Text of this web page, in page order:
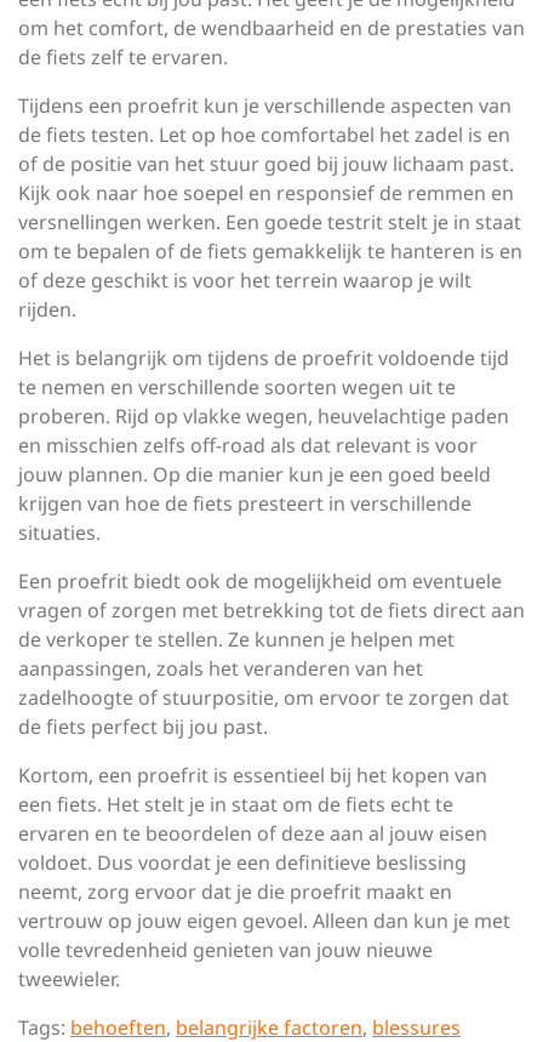
om het comfort, de wendbaarheid en de prestaties van
de fiets zelf te ervaren.
Tijdens een proefrit kun je verschillende aspecten van
de fiets testen. Let op hoe comfortabel het zadel is en
of de positie van het stuur goed bij jouw lichaam past.
Kijk ook naar hoe soepel en responsief de remmen en
versnellingen werken. Een goede testrit stelt je in staat
om te bepalen of de fiets gemakkelijk te hanteren is en
of deze geschikt is voor het terrein waarop je wilt
rijden.
Het is belangrijk om tijdens de proefrit voldoende tijd
te nemen en verschillende soorten wegen uit te
proberen. Rijd op vlakke wegen, heuvelachtige paden
en misschien zelfs off-road als dat relevant is voor
jouw plannen. Op die manier kun je een goed beeld
krijgen van hoe de fiets presteert in verschillende
situaties.
Een proefrit biedt ook de mogelijkheid om eventuele
vragen of zorgen met betrekking tot de fiets direct aan
de verkoper te stellen. Ze kunnen je helpen met
aanpassingen, zoals het veranderen van het
zadelhoogte of stuurpositie, om ervoor te zorgen dat
de fiets perfect bij jou past.
Kortom, een proefrit is essentieel bij het kopen van
een fiets. Het stelt je in staat om de fiets echt te
ervaren en te beoordelen of deze aan al jouw eisen
voldoet. Dus voordat je een definitieve beslissing
neemt, zorg ervoor dat je die proefrit maakt en
vertrouw op jouw eigen gevoel. Alleen dan kun je met
volle tevredenheid genieten van jouw nieuwe
tweewieler.
Tags: behoeften, belangrijke factoren, blessures